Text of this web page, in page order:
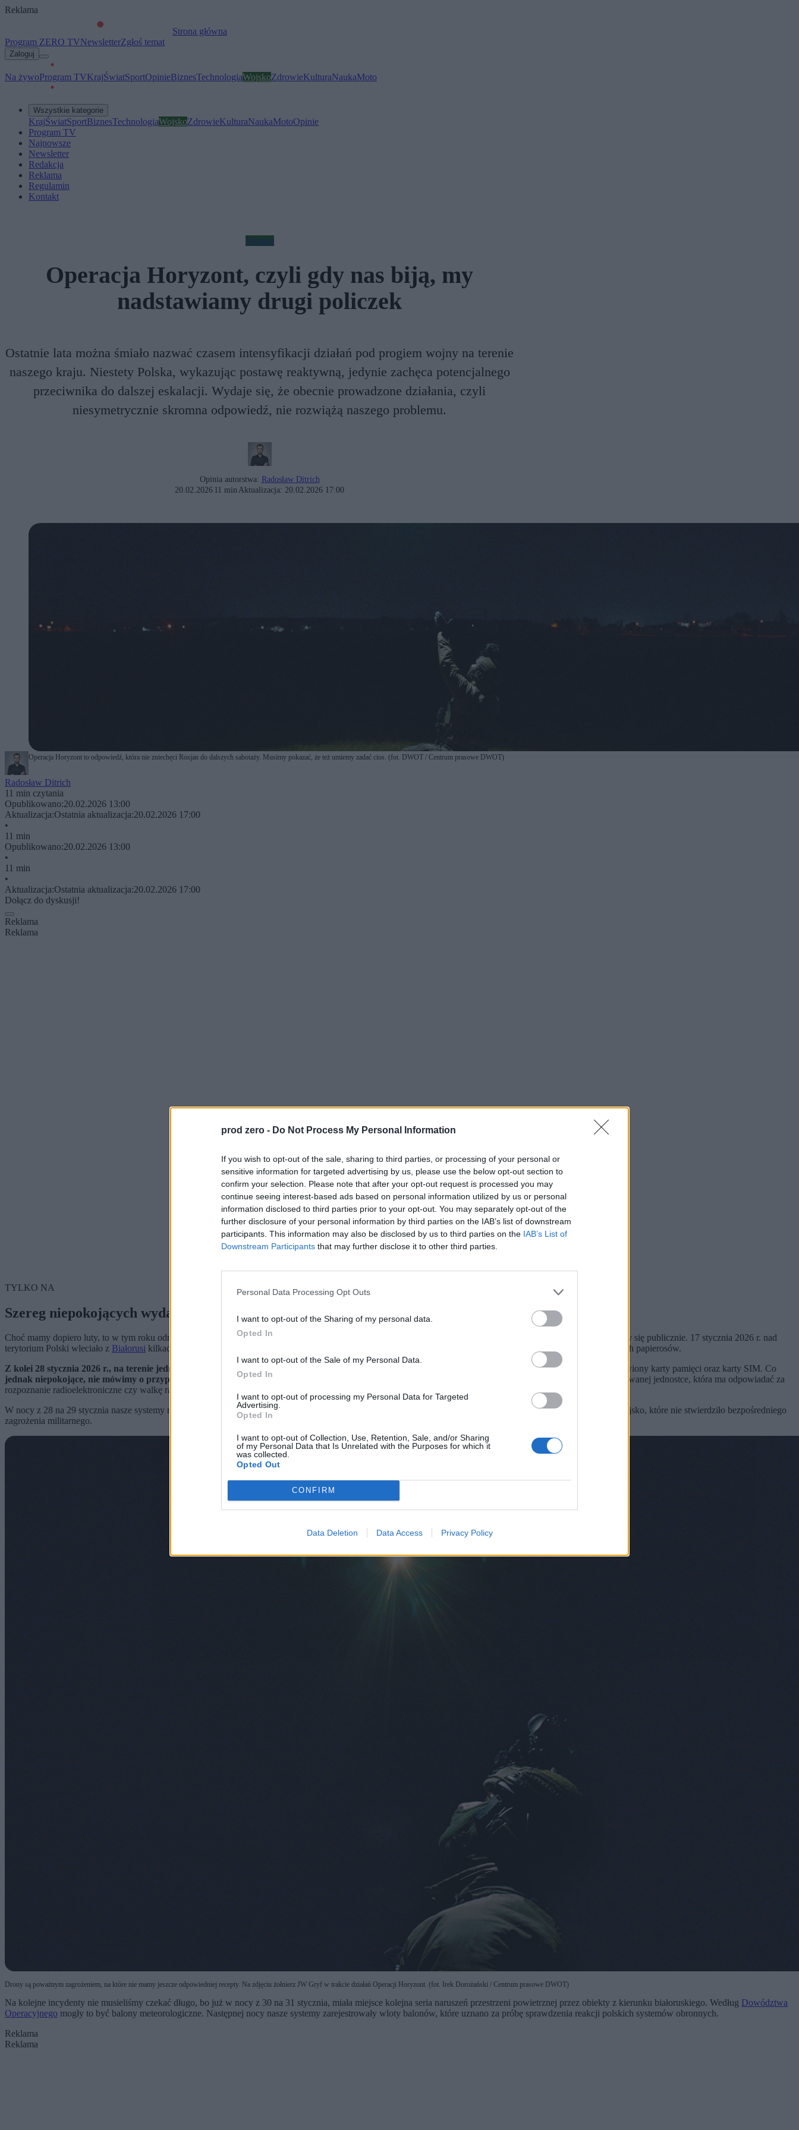
prod zero - Do Not Process My Personal Information
If you wish to opt-out of the sale, sharing to third parties, or processing of your personal or
sensitive information for targeted advertising by us, please use the below opt-out section to
confirm your selection. Please note that after your opt-out request is processed you may
continue seeing interest-based ads based on personal information utilized by us or personal
information disclosed to third parties prior to your opt-out. You may separately opt-out of the
further disclosure of your personal information by third parties on the IAB’s list of downstream
participants. This information may also be disclosed by us to third parties on the IAB’s List of
Downstream Participants that may further disclose it to other third parties.
Personal Data Processing Opt Outs
I want to opt-out of the Sharing of my personal data.
Opted In
I want to opt-out of the Sale of my Personal Data.
Opted In
I want to opt-out of processing my Personal Data for Targeted
Advertising.
Opted In
I want to opt-out of Collection, Use, Retention, Sale, and/or Sharing
of my Personal Data that Is Unrelated with the Purposes for which it
was collected.
Opted Out
CONFIRM
Data Deletion Data Access Privacy Policy
Reklama
Strona główna
Program ZERO TVNewsletterZgłoś temat
Zaloguj
Na żywoProgram TVKrajŚwiatSportOpinieBiznesTechnologiaWojskoZdrowieKulturaNaukaMoto
Wszystkie kategorie
KrajŚwiatSportBiznesTechnologiaWojskoZdrowieKulturaNaukaMotoOpinie
Program TV
Najnowsze
Newsletter
Redakcja
Reklama
Regulamin
Kontakt
Wojsko
Operacja Horyzont, czyli gdy nas biją, my
nadstawiamy drugi policzek
Ostatnie lata można śmiało nazwać czasem intensyfikacji działań pod progiem wojny na terenie
naszego kraju. Niestety Polska, wykazując postawę reaktywną, jedynie zachęca potencjalnego
przeciwnika do dalszej eskalacji. Wydaje się, że obecnie prowadzone działania, czyli
niesymetrycznie skromna odpowiedź, nie rozwiążą naszego problemu.
Opinia autorstwa: Radosław Ditrich
20.02.2026 11 min Aktualizacja: 20.02.2026 17:00
Operacja Horyzont to odpowiedź, która nie zniechęci Rosjan do dalszych sabotaży. Musimy pokazać, że też umiemy zadać cios. (fot. DWOT / Centrum prasowe DWOT)
Radosław Ditrich
11 min czytania
Opublikowano:20.02.2026 13:00
Aktualizacja:Ostatnia aktualizacja:20.02.2026 17:00
•
11 min
Opublikowano:20.02.2026 13:00
•
11 min
•
Aktualizacja:Ostatnia aktualizacja:20.02.2026 17:00
Dołącz do dyskusji!
Reklama
Reklama
TYLKO NA
Szereg niepokojących wydarzeń
Choć mamy dopiero luty, to w tym roku odnotowaliśmy już przynajmniej kilka istotnych incydentów na terytorium Polski. Przypomnijmy te, o których dowiedzieliśmy się publicznie. 17 stycznia 2026 r. nad
terytorium Polski wleciało z Białorusi kilkadziesiąt balonów, a w centrum Białegostoku oraz pod Sokółką policja odnalazła konstrukcje z tysiącami paczek nielegalnych papierosów.
Z kolei 28 stycznia 2026 r., na terenie jednostki wojskowej w Przasnyszu, spadł niewielki dron.
Wstępne oględziny wykazały, że był to "dron-zabawka", pozbawiony karty pamięci oraz karty SIM. Co
jednak niepokojące, nie mówimy o przypadkowym batalionie czołgów czy piechoty zmechanizowanej, a 2 Ośrodku Radioelektronicznym
, czyli wyspecjalizowanej jednostce, która ma odpowiadać za
rozpoznanie radioelektroniczne czy walkę radioelektroniczną.
W nocy z 28 na 29 stycznia nasze systemy radiolokacyjne odnotowały wlot obiektów nadlatujących z kierunku Białorusi. Ruch obiektów był monitorowany przez wojsko, które nie stwierdziło bezpośredniego
zagrożenia militarnego.
Drony są poważnym zagrożeniem, na które nie mamy jeszcze odpowiedniej recepty. Na zdjęciu żołnierz JW Gryf w trakcie działań Operacji Horyzont. (fot. Irek Dorożański / Centrum prasowe DWOT)
Na kolejne incydenty nie musieliśmy czekać długo, bo już w nocy z 30 na 31 stycznia, miała miejsce kolejna seria naruszeń przestrzeni powietrznej przez obiekty z kierunku białoruskiego. Według Dowództwa
Operacyjnego mogły to być balony meteorologiczne. Następnej nocy nasze systemy zarejestrowały wloty balonów, które uznano za próbę sprawdzenia reakcji polskich systemów obronnych.
Reklama
Reklama